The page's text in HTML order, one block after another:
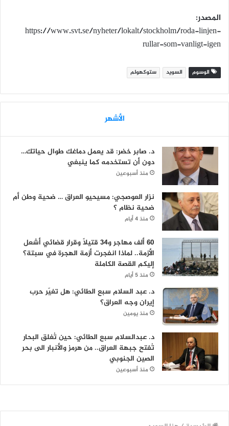
المصدر:
https://www.svt.se/nyheter/lokalt/stockholm/roda-linjen-
rullar-som-vanligt-igen
الوسوم السويد ستوكهولم
الأشهر
د. صابر خضر: قد يعمل دماغك طوال حياتك…
دون أن تستخدمه كما ينبغي
منذ أسبوعين
نزار العوصجي: مسيحيو العراق … ضحية وطن أم
ضحية نظام ؟
منذ 4 أيام
60 ألف مهاجر و34 قتيلاً وقرار قضائي أشعل
الأزمة.. لماذا انفجرت أزمة الهجرة في سبتة؟
إليكم القصة الكاملة
منذ 5 أيام
د. عبد السلام سبع الطائي: هل تغيّر حرب
إيران وجه العراق؟
منذ يومين
د. عبدالسلام سبع الطائي: حين تُغلق البحار
تُفتح جبهة العراق.. من هرمز والأنبار الى بحر
الصين الجنوبي
منذ أسبوعين